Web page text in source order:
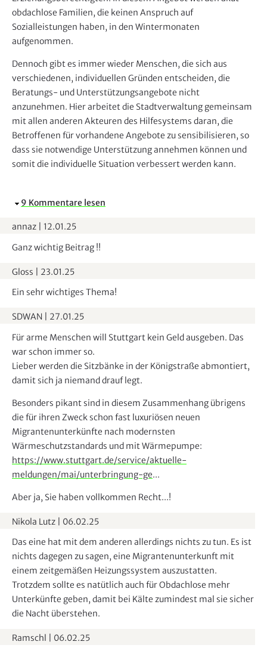
obdachlose Familien, die keinen Anspruch auf
Sozialleistungen haben, in den Wintermonaten
aufgenommen.
Dennoch gibt es immer wieder Menschen, die sich aus
verschiedenen, individuellen Gründen entscheiden, die
Beratungs- und Unterstützungsangebote nicht
anzunehmen. Hier arbeitet die Stadtverwaltung gemeinsam
mit allen anderen Akteuren des Hilfesystems daran, die
Betroffenen für vorhandene Angebote zu sensibilisieren, so
dass sie notwendige Unterstützung annehmen können und
somit die individuelle Situation verbessert werden kann.
A
s
b
e
n
e
9 Kommentare lesen
annaz
12.01.25
Ganz wichtig Beitrag !!
Gloss
23.01.25
Ein sehr wichtiges Thema!
SDWAN
27.01.25
Für arme Menschen will Stuttgart kein Geld ausgeben. Das
war schon immer so.
Lieber werden die Sitzbänke in der Königstraße abmontiert,
damit sich ja niemand drauf legt.
Besonders pikant sind in diesem Zusammenhang übrigens
die für ihren Zweck schon fast luxuriösen neuen
Migrantenunterkünfte nach modernsten
Wärmeschutzstandards und mit Wärmepumpe:
https://www.stuttgart.de/service/aktuelle-
meldungen/mai/unterbringung-ge...
Aber ja, Sie haben vollkommen Recht...!
Nikola Lutz
06.02.25
Das eine hat mit dem anderen allerdings nichts zu tun. Es ist
nichts dagegen zu sagen, eine Migrantenunterkunft mit
einem zeitgemäßen Heizungssystem auszustatten.
Trotzdem sollte es natütlich auch für Obdachlose mehr
Unterkünfte geben, damit bei Kälte zumindest mal sie sicher
die Nacht überstehen.
Ramschl
06.02.25